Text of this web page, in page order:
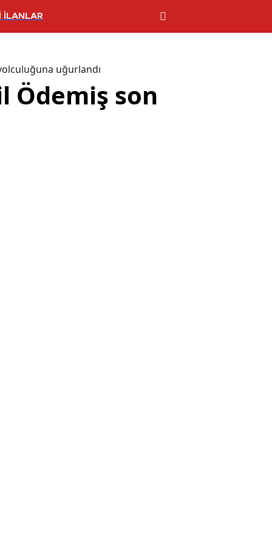
İLANLAR
uğurlandı
Ödemiş son